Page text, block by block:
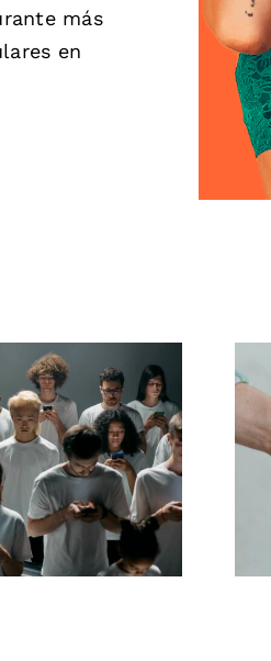
más
en
para crear
atractivos
que